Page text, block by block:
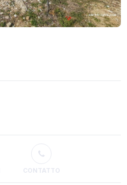
CONTATTO